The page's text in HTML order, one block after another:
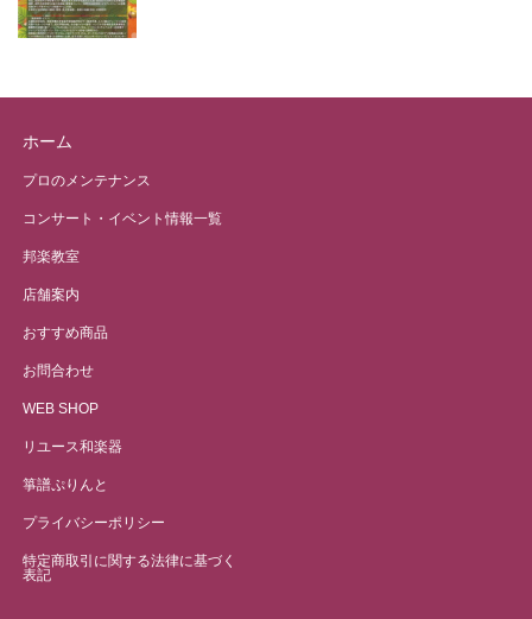
ホーム
プロのメンテナンス
コンサート・イベント情報一覧
邦楽教室
店舗案内
おすすめ商品
お問合わせ
WEB SHOP
リユース和楽器
箏譜ぷりんと
プライバシーポリシー
特定商取引に関する法律に基づく
表記